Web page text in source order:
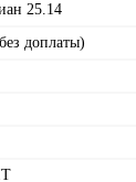
25.14
доплаты)